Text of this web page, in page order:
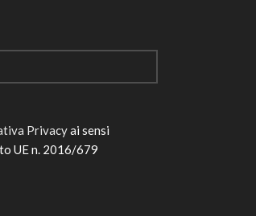
Privacyai sensi
UE n. 2016/679